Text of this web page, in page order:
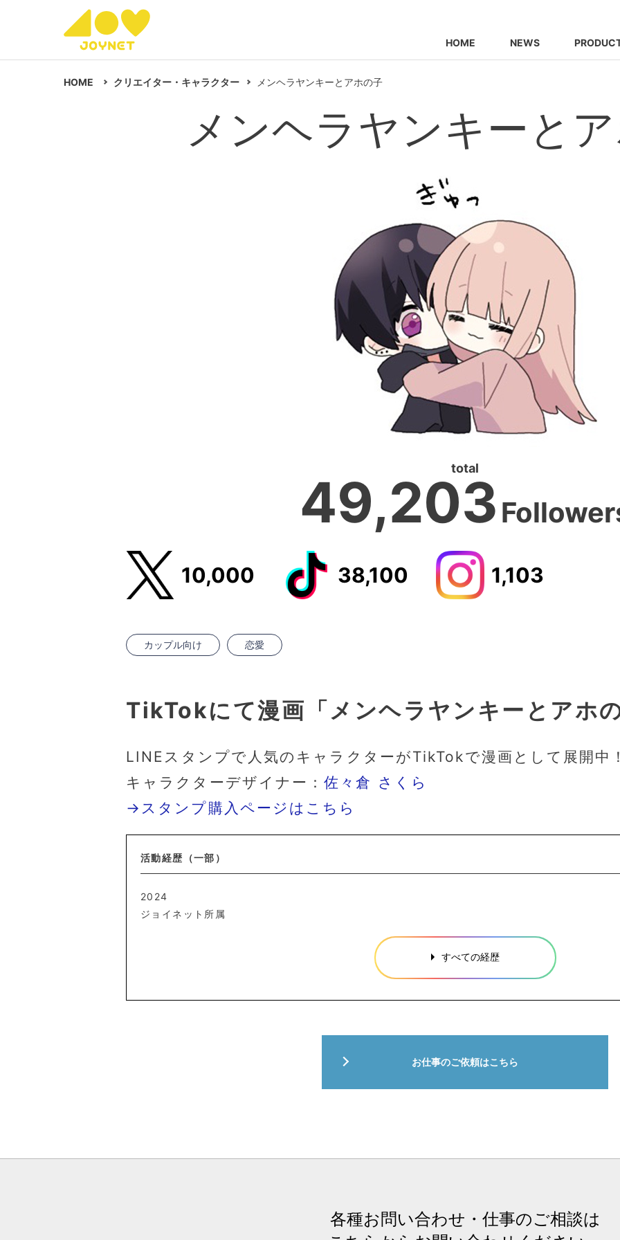
HOME NEWS
HOME クリエイター・キャラクター メンヘラヤンキーとアホの子
メンヘラヤンキーと
total
49,203
10,000 38,100 1,103
カップル向け 恋愛
TikTokにて漫画「メンヘラヤンキーとアホ
LINEスタンプで人気のキャラクターがTikTokで漫画として展開中
キャラクターデザイナー：佐々倉 さくら
→スタンプ購入ページはこちら
活動経歴（一部）
2024
ジョイネット所属
すべての経歴
お仕事のご依頼はこちら
各種お問い合わせ・仕事のご相談は